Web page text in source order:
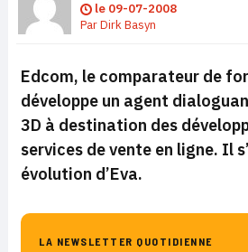
le 09-07-2008
ParDirk Basyn
Edcom, le comparateur de
développe un agent
3D à destination des
services de vente en ligne. Il
évolution d’Eva.
LA NEWSLETTER QUOTIDIENNE